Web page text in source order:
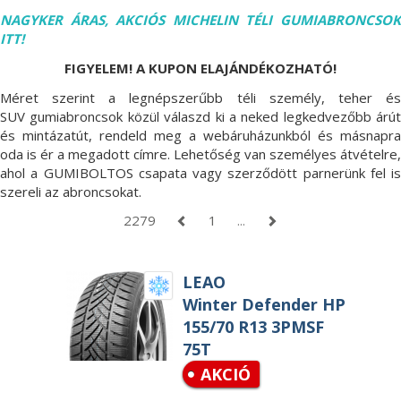
NAGYKER ÁRAS, AKCIÓS MICHELIN TÉLI GUMIABRONCSOK
ITT!
FIGYELEM! A KUPON ELAJÁNDÉKOZHATÓ!
Méret szerint a legnépszerűbb téli személy, teher és
SUV gumiabroncsok közül válaszd ki a neked legkedvezőbb árút
és mintázatút, rendeld meg a webáruházunkból és másnapra
oda is ér a megadott címre. Lehetőség van személyes átvételre,
ahol a GUMIBOLTOS csapata vagy szerződött parnerünk fel is
szereli az abroncsokat.
2279
1 ...
LEAO
Winter Defender HP
155/70 R13 3PMSF
75T
AKCIÓ